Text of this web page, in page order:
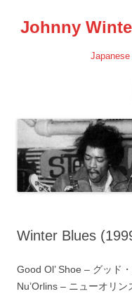
テ
ン
Johnny
Winter Blues
Good Ol’ Shoe – グッド
Nu’Orlins – ニューオリン